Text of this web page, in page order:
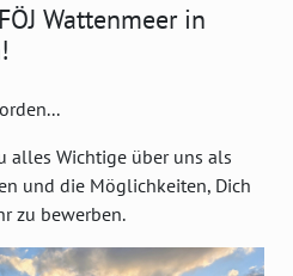
Wattenmeer in
alles Wichtige über uns als
und die Möglichkeiten, Dich
zu bewerben.